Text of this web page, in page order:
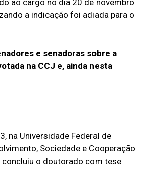
ao cargo no dia 20 de novembro
a indicação foi adiada para o
e senadoras sobre a
na CCJ e, ainda nesta
na Universidade Federal de
Sociedade e Cooperação
concluiu o doutorado com tese